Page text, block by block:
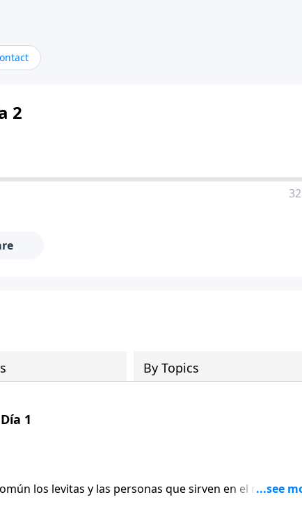
2
By Topics
1
los levitas y las personas que sirven en el
de los levitas, aprendemos el verdadero costo de